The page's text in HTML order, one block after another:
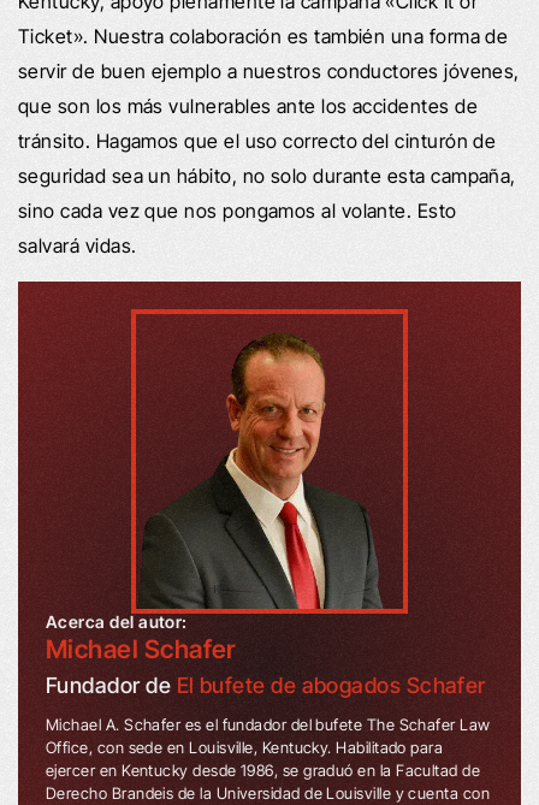
Ticket». Nuestra colaboración es también una forma de
servir de buen ejemplo a nuestros conductores jóvenes,
que son los más vulnerables ante los accidentes de
tránsito. Hagamos que el uso correcto del cinturón de
seguridad sea un hábito, no solo durante esta campaña,
sino cada vez que nos pongamos al volante. Esto
salvará vidas.
Acerca del autor:
Michael Schafer
Fundador de El bufete de abogados Schafer
Michael A. Schafer es el fundador del bufete The Schafer Law
Office, con sede en Louisville, Kentucky. Habilitado para
ejercer en Kentucky desde 1986, se graduó en la Facultad de
Derecho Brandeis de la Universidad de Louisville y cuenta con